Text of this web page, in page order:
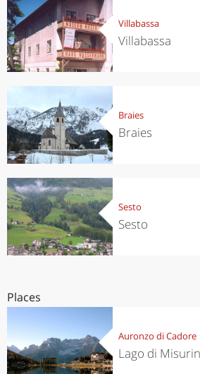
Villabassa
Villabassa
Braies
Braies
Sesto
Sesto
Places
Auronzo di Cadore
Lago di